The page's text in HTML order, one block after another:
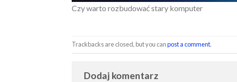
Czy warto rozbudować stary komputer
Trackbacks are closed, but you canpost a comment.
Dodaj komentarz